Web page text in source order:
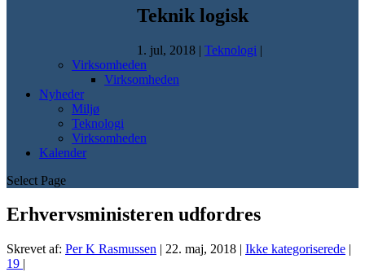
Teknik logisk
1. jul, 2018 | Teknologi |
Virksomheden
Virksomheden
Nyheder
Miljø
Teknologi
Virksomheden
Kalender
Select Page
Erhvervsministeren udfordres
Skrevet af: Per K Rasmussen | 22. maj, 2018 | Ikke kategoriserede |
19 |